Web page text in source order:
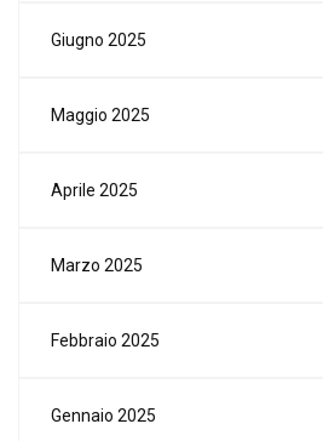
Giugno 2025
Maggio 2025
Aprile 2025
Marzo 2025
Febbraio 2025
Gennaio 2025